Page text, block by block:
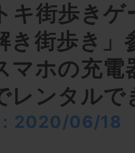
キ街歩きゲ
き街歩き」
マホの充電
レンタルで
2020/06/18